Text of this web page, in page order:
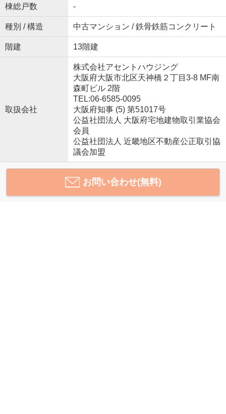
棟総戸数 -
種別 / 構造 中古マンション / 鉄骨鉄筋コンクリート
階建 13階建
取扱会社
株式会社アセントハウジング
大阪府大阪市北区天神橋２丁目3-8 MF南
森町ビル 2階
TEL:06-6585-0095
大阪府知事 (5) 第51017号
公益社団法人 大阪府宅地建物取引業協会
会員
公益社団法人 近畿地区不動産公正取引協
議会加盟
お問い合わせ(無料)